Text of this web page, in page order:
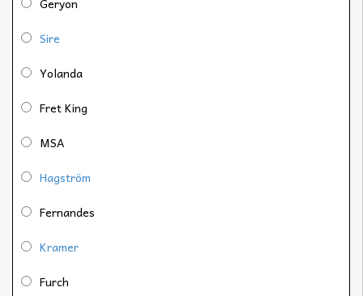
Sire
Yolanda
Fret King
MSA
Hagström
Fernandes
Kramer
Furch